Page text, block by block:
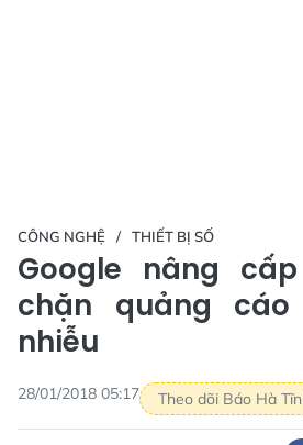
CÔNG NGHỆ THIẾT BỊ SỐ
Google nâng
chặn quảng
nhiễu
28/01/2018 05:17 Theo dõi Báo Hà